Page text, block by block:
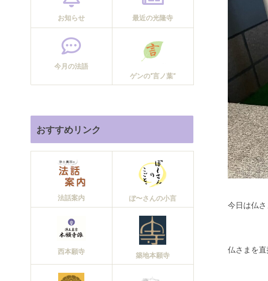
今日は仏
仏さまを
お知らせ 最近の光隆寺
今月の法語
ゲンの“言ノ葉”
おすすめリンク
法話案内 ぼ〜さんの小言
西本願寺 築地本願寺